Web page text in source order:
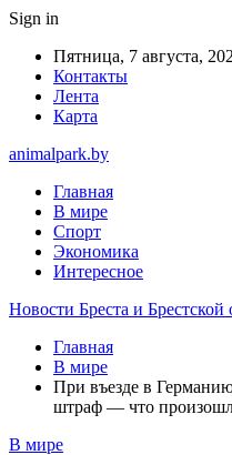
Sign in
Пятница, 7 августа,
Контакты
Лента
Карта
animalpark.by
Главная
В мире
Спорт
Экономика
Интересное
Новости Бреста и Брестской
Главная
В мире
При въезде в
штраф — что
В мире